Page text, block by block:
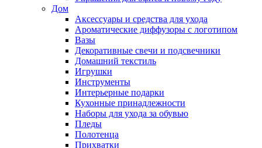
Дом
Аксессуары и средства для ухода
Ароматические диффузоры с логотипом
Вазы
Декоративные свечи и подсвечники
Домашний текстиль
Игрушки
Инструменты
Интерьерные подарки
Кухонные принадлежности
Наборы для ухода за обувью
Пледы
Полотенца
Прихватки